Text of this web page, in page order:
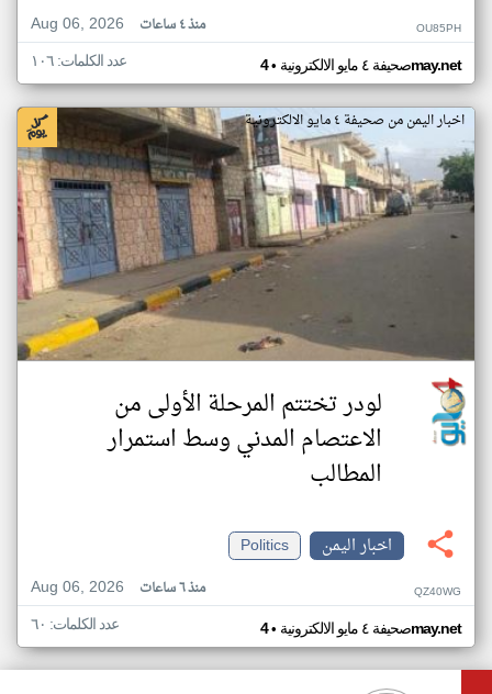
Aug 06, 2026 منذ ٤ ساعات OU85PH
صحيفة ٤ مايو الالكترونية • 4may.net عدد الكلمات: ١٠٦
اخبار اليمن من صحيفة ٤ مايو الالكترونية
لودر تختتم المرحلة الأولى من
الاعتصام المدني وسط استمرار
المطالب
اخبار اليمن
Politics
Aug 06, 2026
منذ ٦ ساعات QZ40WG
صحيفة ٤ مايو الالكترونية • 4may.net عدد الكلمات: ٦٠